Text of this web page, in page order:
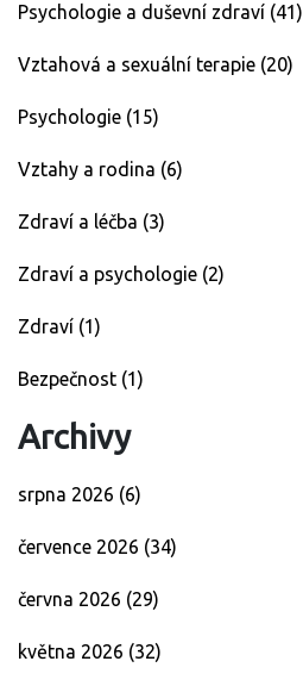
Psychologie a duševní zdraví (41)
Vztahová a sexuální terapie (20)
Psychologie (15)
Vztahy a rodina (6)
Zdraví a léčba (3)
Zdraví a psychologie (2)
Zdraví (1)
Bezpečnost (1)
Archivy
srpna 2026 (6)
července 2026 (34)
června 2026 (29)
května 2026 (32)